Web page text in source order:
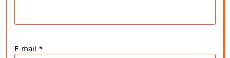
E-mail *